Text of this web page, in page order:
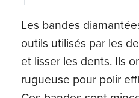
ct)
Les bandes
outils utilisés par les
et lisser les dents. Ils
rugueuse pour polir